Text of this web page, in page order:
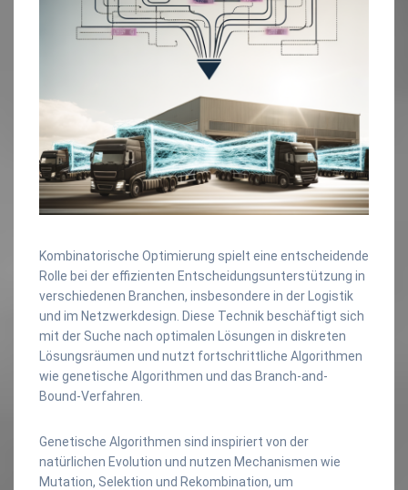
Kombinatorische Optimierung spielt eine entscheidende
Rolle bei der effizienten Entscheidungsunterstützung in
verschiedenen Branchen, insbesondere in der Logistik
und im Netzwerkdesign. Diese Technik beschäftigt sich
mit der Suche nach optimalen Lösungen in diskreten
Lösungsräumen und nutzt fortschrittliche Algorithmen
wie genetische Algorithmen und das Branch-and-
Bound-Verfahren.
Genetische Algorithmen sind inspiriert von der
natürlichen Evolution und nutzen Mechanismen wie
Mutation, Selektion und Rekombination, um